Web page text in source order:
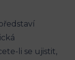
li se ujistit,